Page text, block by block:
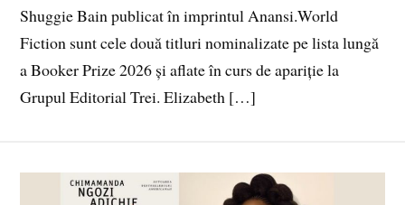
Shuggie Bain publicat în imprintul Anansi.World
Fiction sunt cele două titluri nominalizate pe lista lungă
a Booker Prize 2026 și aflate în curs de apariție la
Grupul Editorial Trei. Elizabeth […]